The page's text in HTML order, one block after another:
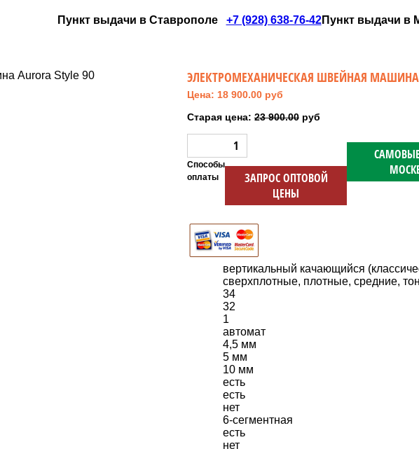
Пункт выдачи в
Пункт выдачи в Ставрополе
+7 (928) 638-76-42
ЭЛЕКТРОМЕХАНИЧЕСКАЯ ШВЕЙНАЯ МАШИНА
Цена: 18 900.00 руб
Старая цена:23 900.00руб
ЗАПРОС ОПТОВОЙ
ЦЕНЫ
Способы
оплаты
вертикальный качающийся
сверхплотные, плотные, средние,
34
32
1
автомат
4,5 мм
5 мм
10 мм
есть
есть
нет
6-сегментная
есть
нет